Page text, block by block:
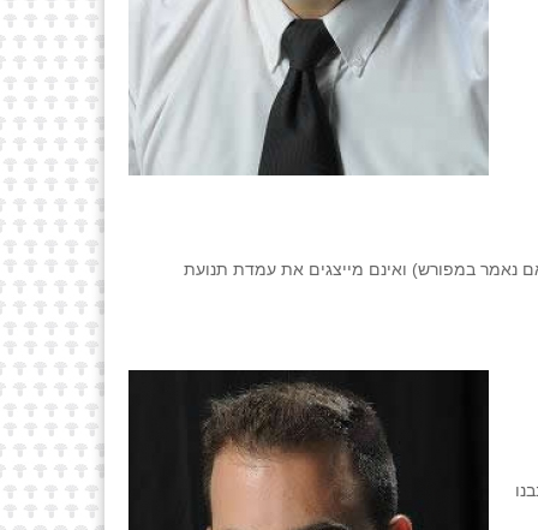
נאמר במפורש) ואינם מייצגים את עמדת תנועת